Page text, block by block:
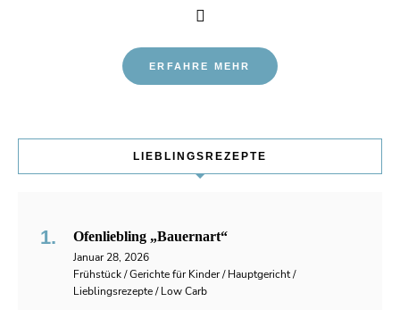
ERFAHRE MEHR
LIEBLINGSREZEPTE
Ofenliebling „Bauernart“
Januar 28, 2026
Frühstück / Gerichte für Kinder / Hauptgericht /
Lieblingsrezepte / Low Carb